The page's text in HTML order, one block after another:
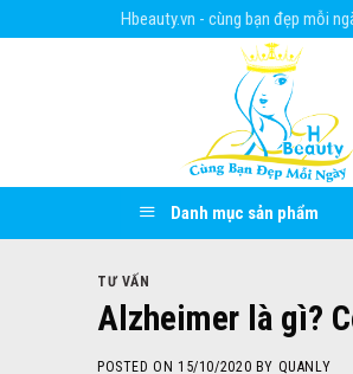
Hbeauty.vn - cùng bạn đẹp mỗi
Danh mục sản phẩm
TƯ VẤN
Alzheimer là gì?
POSTED ON 15/10/2020 BY QUANLY